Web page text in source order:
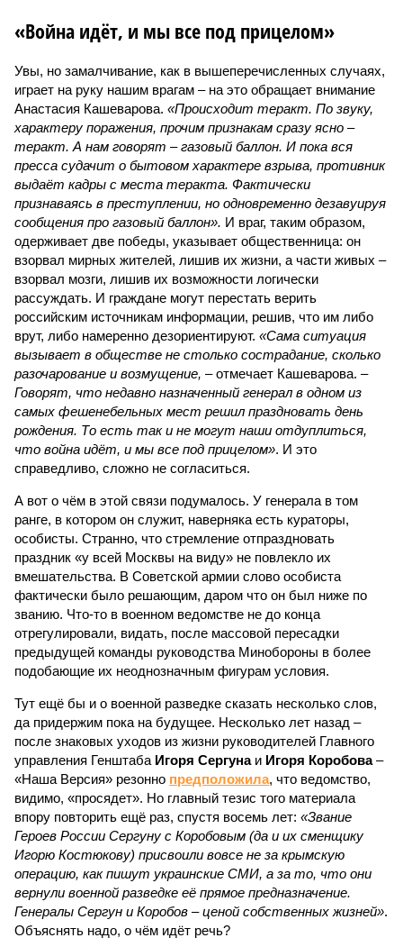
«Война идёт, и мы все под прицелом»
Увы, но замалчивание, как в вышеперечисленных случаях,
играет на руку нашим врагам – на это обращает внимание
Анастасия Кашеварова. «Происходит теракт. По звуку,
характеру поражения, прочим признакам сразу ясно –
теракт. А нам говорят – газовый баллон. И пока вся
пресса судачит о бытовом характере взрыва, противник
выдаёт кадры с места теракта. Фактически
признаваясь в преступлении, но одновременно дезавуируя
сообщения про газовый баллон». И враг, таким образом,
одерживает две победы, указывает общественница: он
взорвал мирных жителей, лишив их жизни, а части живых –
взорвал мозги, лишив их возможности логически
рассуждать. И граждане могут перестать верить
российским источникам информации, решив, что им либо
врут, либо намеренно дезориентируют. «Сама ситуация
вызывает в обществе не столько сострадание, сколько
разочарование и возмущение, – отмечает Кашеварова. –
Говорят, что недавно назначенный генерал в одном из
самых фешенебельных мест решил праздновать день
рождения. То есть так и не могут наши отдуплиться,
что война идёт, и мы все под прицелом». И это
справедливо, сложно не согласиться.
А вот о чём в этой связи подумалось. У генерала в том
ранге, в котором он служит, наверняка есть кураторы,
особисты. Странно, что стремление отпраздновать
праздник «у всей Москвы на виду» не повлекло их
вмешательства. В Советской армии слово особиста
фактически было решающим, даром что он был ниже по
званию. Что-то в военном ведомстве не до конца
отрегулировали, видать, после массовой пересадки
предыдущей команды руководства Минобороны в более
подобающие их неоднозначным фигурам условия.
Тут ещё бы и о военной разведке сказать несколько слов,
да придержим пока на будущее. Несколько лет назад –
после знаковых уходов из жизни руководителей Главного
управления Генштаба Игоря Сергунаи Игоря Коробова–
«Наша Версия» резонно предположила, что ведомство,
видимо, «просядет». Но главный тезис того материала
впору повторить ещё раз, спустя восемь лет: «Звание
Героев России Сергуну с Коробовым (да и их сменщику
Игорю Костюкову) присвоили вовсе не за крымскую
операцию, как пишут украинские СМИ, а за то, что они
вернули военной разведке её прямое предназначение.
Генералы Сергун и Коробов – ценой собственных жизней».
Объяснять надо, о чём идёт речь?